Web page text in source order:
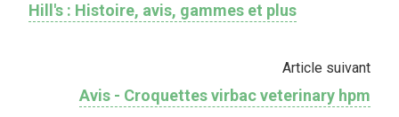
Hill's : Histoire, avis, gammes et plus
Article suivant
Avis - Croquettes virbac veterinary hpm